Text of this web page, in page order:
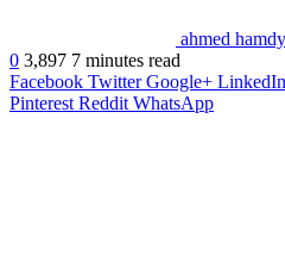
ahmed hamdy
0 3,897 7 minutes read
Facebook Twitter Google+ LinkedIn
Pinterest Reddit WhatsApp